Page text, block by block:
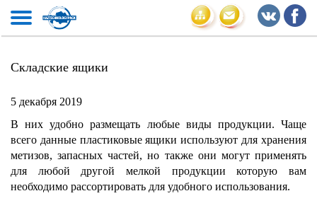
Складские ящики
5 декабря 2019
В них удобно размещать любые виды продукции. Чаще
всего данные пластиковые ящики используют для хранения
метизов, запасных частей, но также они могут применять
для любой другой мелкой продукции которую вам
необходимо рассортировать для удобного использования.